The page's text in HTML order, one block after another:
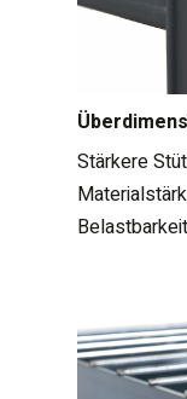
Stärkere
Belastbarkeit